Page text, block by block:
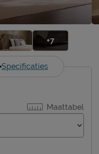
+7
Specificaties
Maattabel